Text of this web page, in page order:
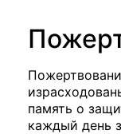
память о
каждый день